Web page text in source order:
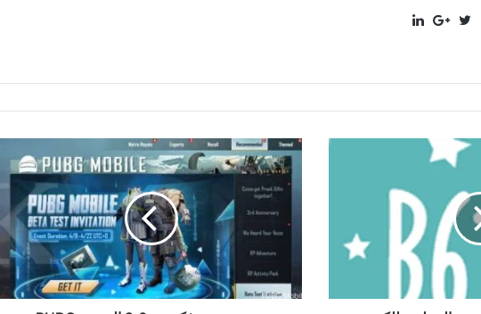
Facebook